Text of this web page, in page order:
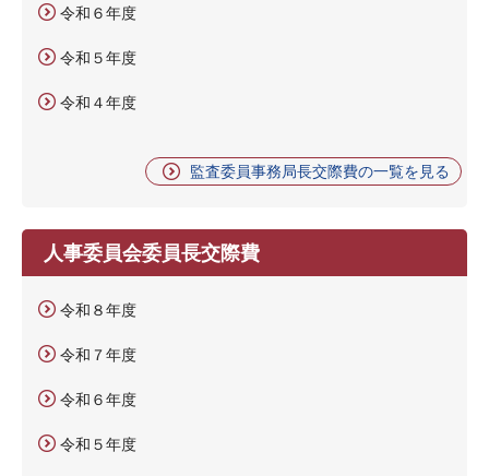
令和６年度
令和５年度
令和４年度
監査委員事務局長交際費の一覧を見る
人事委員会委員長交際費
令和８年度
令和７年度
令和６年度
令和５年度